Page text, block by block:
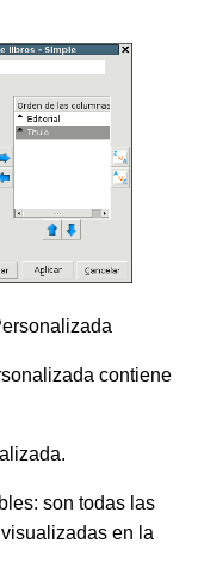
contiene
son todas las
en la